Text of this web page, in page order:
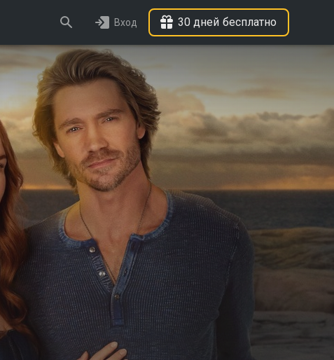
Вход 30 дней бесплатно